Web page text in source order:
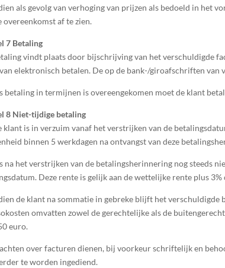
als gevolg van verhoging van prijzen als bedoeld in het
overeenkomst af te zien.
7 Betaling
vindt plaats door bijschrijving van het verschuldigde
elektronisch betalen. De op de bank-/giroafschriften van
betaling in termijnen is overeengekomen moet de klant
8 Niet-tijdige betaling
klant is in verzuim vanaf het verstrijken van de
binnen 5 werkdagen na ontvangst van deze
na het verstrijken van de betalingsherinnering nog steeds
Deze rente is gelijk aan de wettelijke rente plus
de klant na sommatie in gebreke blijft het verschuldigde
omvatten zowel de gerechtelijke als de
euro.
over facturen dienen, bij voorkeur schriftelijk en
te worden ingediend.